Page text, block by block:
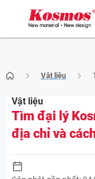
to
content
Vật liệu
Vật liệu
Tìm đại lý
địa chỉ và